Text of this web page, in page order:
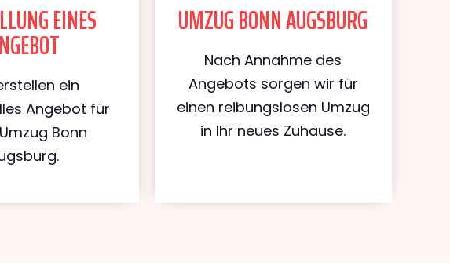
EINES
ein
Angebot für
Bonn
UMZUG BONN AUGSBURG
Nach Annahme des
Angebots sorgen wir für
einen reibungslosen Umzug
in Ihr neues Zuhause.